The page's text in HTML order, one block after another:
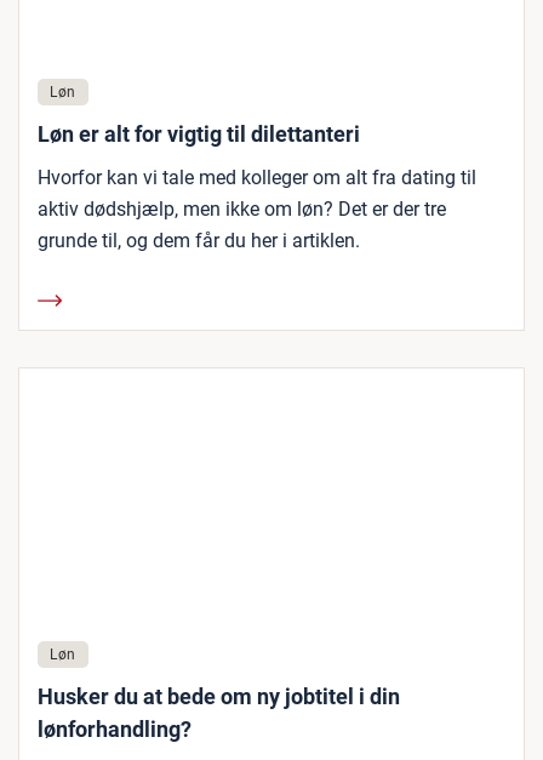
Løn
Løn er alt for vigtig til dilettanteri
Hvorfor kan vi tale med kolleger om alt fra dating til
aktiv dødshjælp, men ikke om løn? Det er der tre
grunde til, og dem får du her i artiklen.
Løn
Husker du at bede om ny jobtitel i din
lønforhandling?